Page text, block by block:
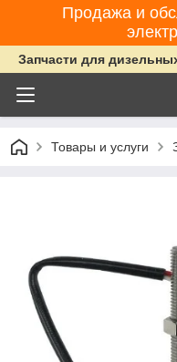
Продажа и
Запчасти для
Товары и услуги